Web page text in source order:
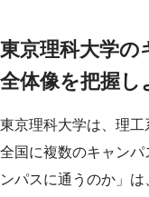
東京理科大学の
全体像を把握し
東京理科大学は、理工
全国に複数のキャン
ンパスに通うのか」